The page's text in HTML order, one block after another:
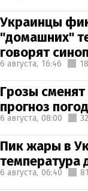
Украинцы
"домашних"
говорят
6 августа, 16:46
Грозы
прогноз
6 августа, 08:00
Пик жары в
температура
6 августа, 06:40